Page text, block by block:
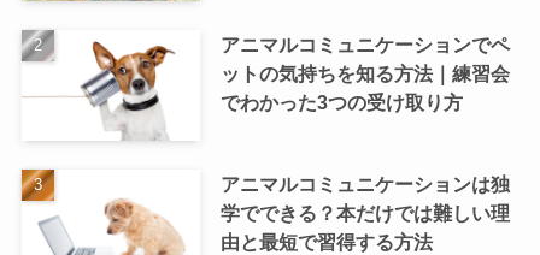
アニマルコミュニケーションでペ
ットの気持ちを知る方法｜練習会
でわかった3つの受け取り方
アニマルコミュニケーションは独
学でできる？本だけでは難しい理
由と最短で習得する方法